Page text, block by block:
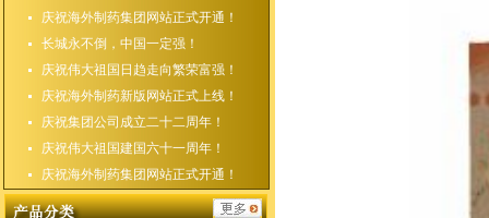
庆祝海外制药集团网站正式开通！
长城永不倒，中国一定强！
庆祝伟大祖国日趋走向繁荣富强！
庆祝海外制药新版网站正式上线！
庆祝集团公司成立二十二周年！
庆祝伟大祖国建国六十一周年！
庆祝海外制药集团网站正式开通！